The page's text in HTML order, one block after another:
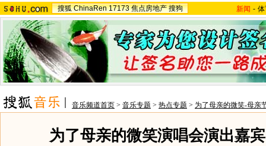
搜狐 ChinaRen 17173 焦点房地产 搜狗 新闻 -
音乐频道首页 > 音乐专题 > 热点专题 > 为了母亲的微笑-母亲
为了母亲的微笑演唱会演出嘉